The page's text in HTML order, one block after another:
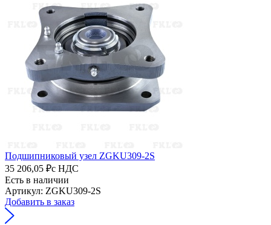
Подшипниковый узел ZGKU309-2S
35 206,05 ₽с НДС
Есть в наличии
Артикул: ZGKU309-2S
Добавить в заказ